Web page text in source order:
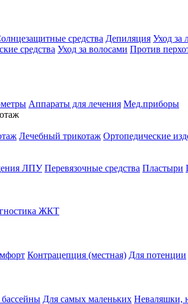
средства Депиляция Уход за
средства Уход за волосами Против
Аппараты для лечения Мед.приборы
Лечебный трикотаж Ортопедические
ЛПУ Перевязочные средства Пластыри
ЖКТ
Контрацепция (местная) Для потенции
Для самых маленьких Неваляшки,